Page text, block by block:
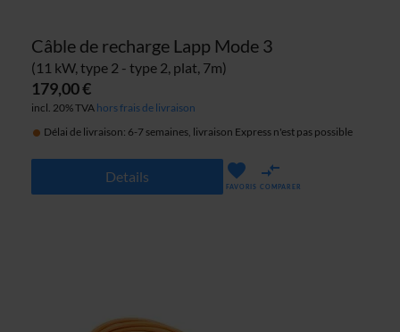
Câble de recharge Lapp Mode 3
(11 kW, type 2 - type 2, plat, 7m)
179,00 €
incl. 20% TVA hors frais de livraison
Délai de livraison: 6-7 semaines, livraison Express n'est pas possible
Details
FAVORIS COMPARER